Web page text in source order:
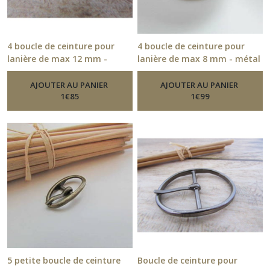
4 boucle de ceinture pour
lanière de max 12 mm -
métal argenté - 12.52-Boucle
De CeintureAJOUTER AU PANIER
1€85
4 boucle de ceinture pour
lanière de max 8 mm - métal
bronze - 1.8 x 1.3 cm -19.54.1
Boucle De Ceinture
AJOUTER AU PANIER
1€99
5 petite boucle de ceinture
Boucle de ceinture pour